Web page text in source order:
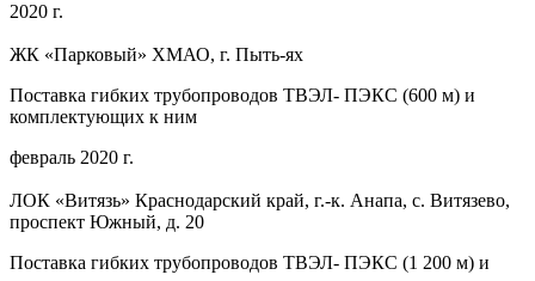
2020 г.
ЖК «Парковый» ХМАО, г. Пыть-ях
Поставка гибких трубопроводов ТВЭЛ- ПЭКС (600 м) и
комплектующих к ним
февраль 2020 г.
ЛОК «Витязь» Краснодарский край, г.-к. Анапа, с. Витязево,
проспект Южный, д. 20
Поставка гибких трубопроводов ТВЭЛ- ПЭКС (1 200 м) и